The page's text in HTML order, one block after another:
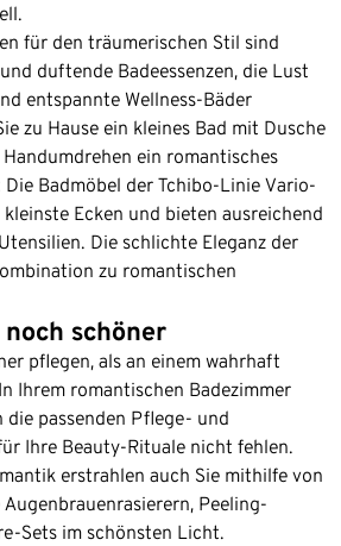
für den träumerischen Stil sind
duftende Badeessenzen, die Lust
entspannte Wellness-Bäder
zu Hause ein kleines Bad mit Dusche
ein romantisches
Die Badmöbel der Tchibo-Linie Vario-
Ecken und bieten ausreichend
Die schlichte Eleganz der
zu romantischen
noch schöner
pflegen, als an einem wahrhaft
Ihrem romantischen Badezimmer
passenden Pflege- und
Ihre Beauty-Rituale nicht fehlen.
erstrahlen auch Sie mithilfe von
Peeling-
Sets im schönsten Licht.